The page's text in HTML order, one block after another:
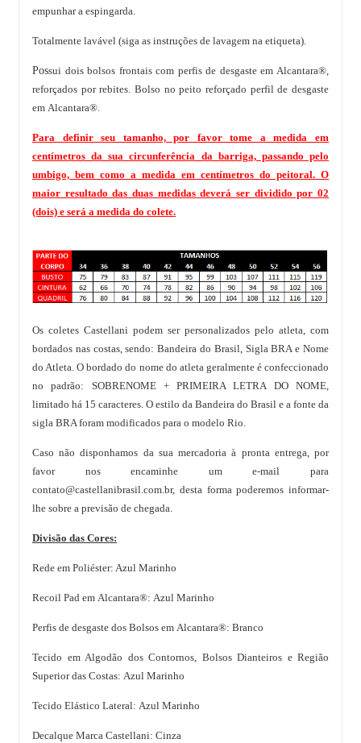
empunhar a espingarda.
Totalmente lavável (siga as instruções de lavagem na etiqueta).
Possui dois bolsos frontais com perfis de desgaste em Alcantara®,
reforçados por rebites. Bolso no peito reforçado perfil de desgaste
em Alcantara®.
Para definir seu tamanho, por favor tome a medida em
centímetros da sua circunferência da barriga, passando pelo
umbigo, bem como a medida em centímetros do peitoral. O
maior resultado das duas medidas deverá ser dividido por 02
(dois) e será a medida do colete.
Os coletes Castellani podem ser personalizados pelo atleta, com
bordados nas costas, sendo: Bandeira do Brasil, Sigla BRA e Nome
do Atleta. O bordado do nome do atleta geralmente é confeccionado
no padrão: SOBRENOME + PRIMEIRA LETRA DO NOME,
limitado há 15 caracteres. O estilo da Bandeira do Brasil e a fonte da
sigla BRA foram modificados para o modelo Rio.
Caso não disponhamos da sua mercadoria à pronta entrega, por
favor nos encaminhe um e-mail para
contato@castellanibrasil.com.br, desta forma poderemos informar-
lhe sobre a previsão de chegada.
Divisão das Cores:
Rede em Poliéster: Azul Marinho
Recoil Pad em Alcantara®: Azul Marinho
Perfis de desgaste dos Bolsos em Alcantara®: Branco
Tecido em Algodão dos Contornos, Bolsos Dianteiros e Região
Superior das Costas: Azul Marinho
Tecido Elástico Lateral: Azul Marinho
Decalque Marca Castellani: Cinza